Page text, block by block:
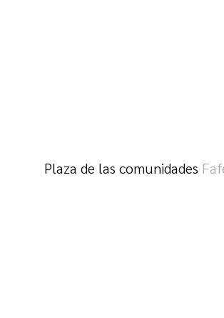
Plaza de las comunidades